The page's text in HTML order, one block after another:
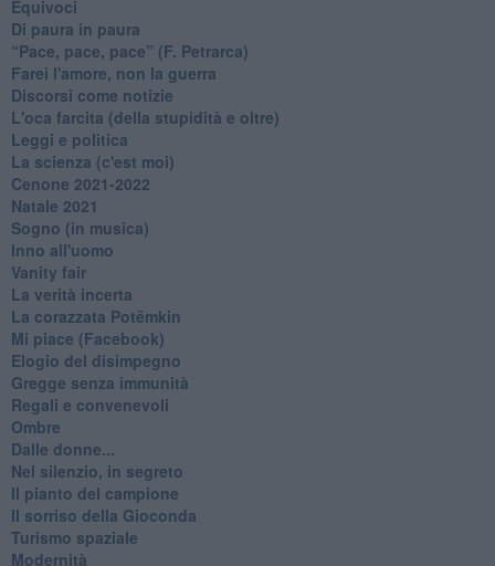
Equivoci
Di paura in paura
​“Pace, pace, pace” (F. Petrarca)
Farei l'amore, non la guerra
Discorsi come notizie
L'oca farcita (della stupidità e oltre)
Leggi e politica
La scienza (c'est moi)
Cenone 2021-2022
Natale 2021
Sogno (in musica)
Inno all'uomo
Vanity fair
La verità incerta
La corazzata Potëmkin
Mi piace (Facebook)
Elogio del disimpegno
Gregge senza immunità
Regali e convenevoli
Ombre
Dalle donne...
Nel silenzio, in segreto
Il pianto del campione
Il sorriso della Gioconda
Turismo spaziale
Modernità